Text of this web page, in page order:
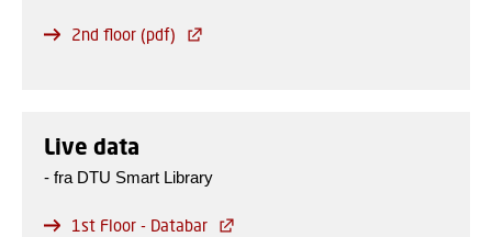
2nd floor (pdf)
Live data
- fra DTU Smart Library
1st Floor - Databar